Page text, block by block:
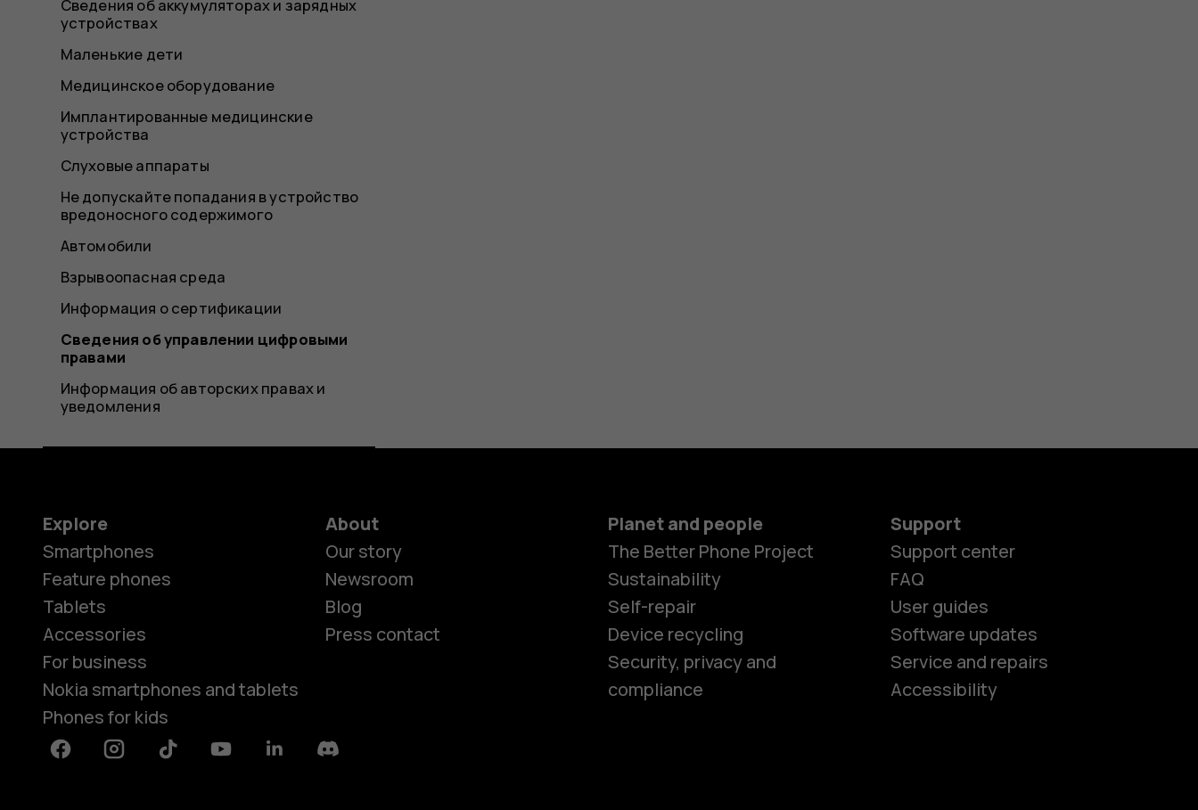
Smartphones
Сведения об аккумуляторах и зарядных
устройствах
Маленькие дети
Медицинское оборудование
Имплантированные медицинские
устройства
Слуховые аппараты
Не допускайте попадания в устройство
вредоносного содержимого
Автомобили
Взрывоопасная среда
Информация о сертификации
Сведения об управлении цифровыми
правами
Информация об авторских правах и
уведомления
Explore
Smartphones
Feature phones
Tablets
Accessories
For business
Nokia smartphones and tablets
Phones for kids
About
Our story
Newsroom
Blog
Press contact
Planet and people
The Better Phone Project
Sustainability
Self-repair
Device recycling
Security, privacy and
compliance
Support
Support center
FAQ
User guides
Software updates
Service and repairs
Accessibility
FacebookInstagramTiktok YoutubeLinkedinDiscord